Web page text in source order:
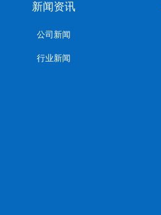
新闻资讯
公司新闻
行业新闻